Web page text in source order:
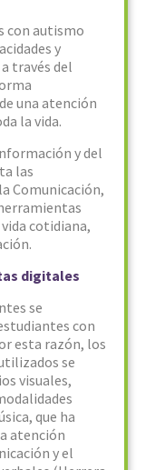
con autismo
y
través del
una atención
la vida.
y del
las
Comunicación,
cotidiana,
digitales
se
con
esta razón, los
se
visuales,
que ha
atención
y el